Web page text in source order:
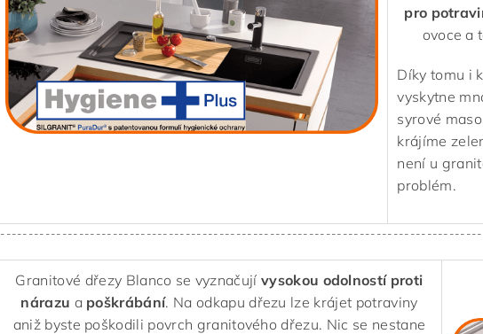
pro
ovoce a
Díky tomu i
vyskytne
syrové
krájíme
není u
problém.
Granitové dřezy Blanco se vyznačují vysokou odolností proti
nárazu a poškrábání. Na odkapu dřezu lze krájet potraviny
aniž byste poškodili povrch granitového dřezu. Nic se nestane